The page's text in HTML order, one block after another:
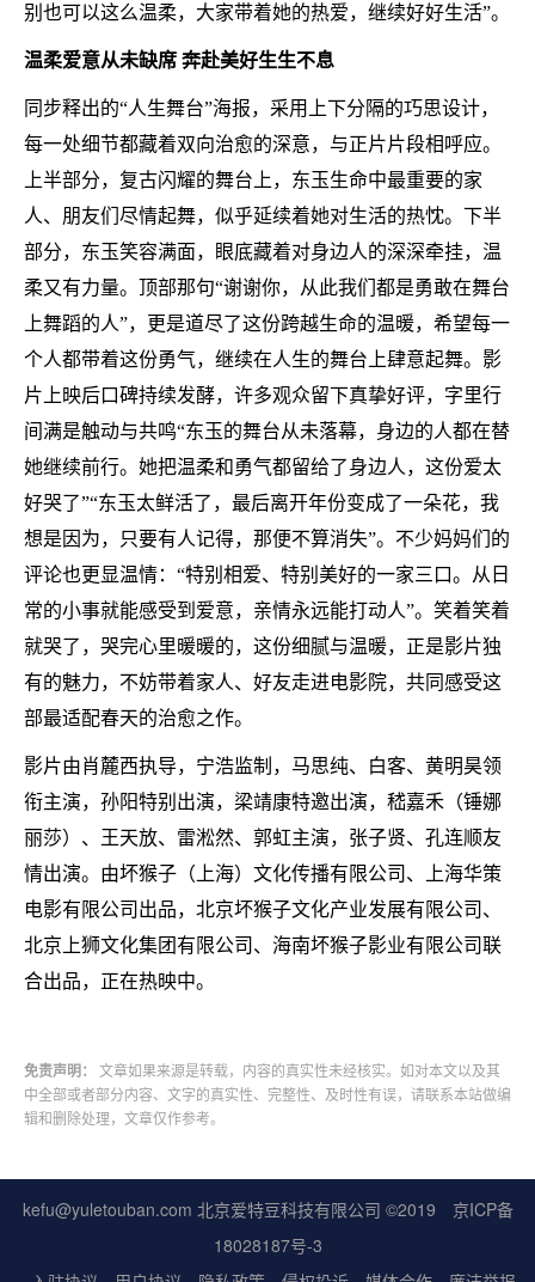
别也可以这么温柔，大家带着她的热爱，继续好好生活”。
温柔爱意从未缺席 奔赴美好生生不息
同步释出的“人生舞台”海报，采用上下分隔的巧思设计，
每一处细节都藏着双向治愈的深意，与正片片段相呼应。
上半部分，复古闪耀的舞台上，东玉生命中最重要的家
人、朋友们尽情起舞，似乎延续着她对生活的热忱。下半
部分，东玉笑容满面，眼底藏着对身边人的深深牵挂，温
柔又有力量。顶部那句“谢谢你，从此我们都是勇敢在舞台
上舞蹈的人”，更是道尽了这份跨越生命的温暖，希望每一
个人都带着这份勇气，继续在人生的舞台上肆意起舞。影
片上映后口碑持续发酵，许多观众留下真挚好评，字里行
间满是触动与共鸣“东玉的舞台从未落幕，身边的人都在替
她继续前行。她把温柔和勇气都留给了身边人，这份爱太
好哭了”“东玉太鲜活了，最后离开年份变成了一朵花，我
想是因为，只要有人记得，那便不算消失”。不少妈妈们的
评论也更显温情：“特别相爱、特别美好的一家三口。从日
常的小事就能感受到爱意，亲情永远能打动人”。笑着笑着
就哭了，哭完心里暖暖的，这份细腻与温暖，正是影片独
有的魅力，不妨带着家人、好友走进电影院，共同感受这
部最适配春天的治愈之作。
影片由肖麓西执导，宁浩监制，马思纯、白客、黄明昊领
衔主演，孙阳特别出演，梁靖康特邀出演，嵇嘉禾（锤娜
丽莎）、王天放、雷淞然、郭虹主演，张子贤、孔连顺友
情出演。由坏猴子（上海）文化传播有限公司、上海华策
电影有限公司出品，北京坏猴子文化产业发展有限公司、
北京上狮文化集团有限公司、海南坏猴子影业有限公司联
合出品，正在热映中。
免责声明：
文章如果来源是转载，内容的真实性未经核实。如对本文以及其
中全部或者部分内容、文字的真实性、完整性、及时性有误，请联系本站做编
辑和删除处理，文章仅作参考。
kefu@yuletouban.com 北京爱特豆科技有限公司 ©2019
京ICP备
18028187号-3